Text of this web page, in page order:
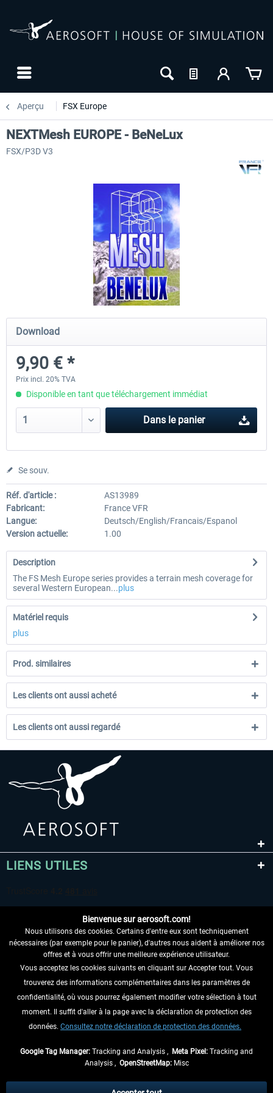
Aperçu FSX Europe
Mega Airport Frankfurt V2.0
30,20 € *
Mega Airport Berlin
NEXTMesh EUROPE - BeNeLux
FSX/P3D V3
Download
9,90 € *
Prix incl. 20% TVA
Disponible en tant que téléchargement immédiat
Dans le panier
Se souv.
Réf. d'article :
AS13989
Fabricant:
France VFR
Langue:
Deutsch/English/Francais/Espanol
Version actuelle:
1.00
Description
The FS Mesh Europe series provides a terrain mesh coverage for
several Western European...plus
Matériel requis
plus
Prod. similaires
Les clients ont aussi acheté
Les clients ont aussi regardé
LIENS UTILES
RENONCER AU CONTRAT ICI
INFORMATIONS
NE MANQUEZ PAS LES DERNIÈRES
échéant, frais de remboursement, si aucune description contraire.
Bienvenue sur aerosoft.com!
Nous utilisons des cookies. Certains d'entre eux sont techniquement
nécessaires (par exemple pour le panier), d'autres nous aident à améliorer nos
offres et à vous offrir une meilleure expérience utilisateur.
Vous acceptez les cookies suivants en cliquant sur Accepter tout. Vous
trouverez des informations complémentaires dans les paramètres de
confidentialité, où vous pourrez également modifier votre sélection à tout
moment. Il suffit d'aller à la page avec la déclaration de protection des
données. Consultez notre déclaration de protection des données.
Google Tag Manager: Tracking and Analysis , Meta Pixel: Tracking and
Analysis , OpenStreetMap:Misc